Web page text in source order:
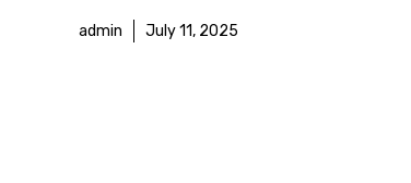
admin July 11, 2025